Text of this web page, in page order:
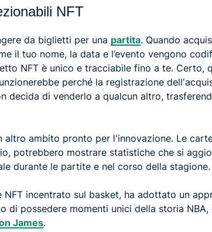
NFT
da biglietti per una partita. Quando
il tuo nome, la data e l’evento vengono
NFT è unico e tracciabile fino a te. Certo,
perché la registrazione
decida di venderlo a qualcun altro,
altro ambito pronto per l'innovazione. Le
potrebbero mostrare statistiche che si
durante le partite e nel corso della stagione.
NFT incentrato sul basket, ha adottato un
di possedere momenti unici della storia NBA,
James.